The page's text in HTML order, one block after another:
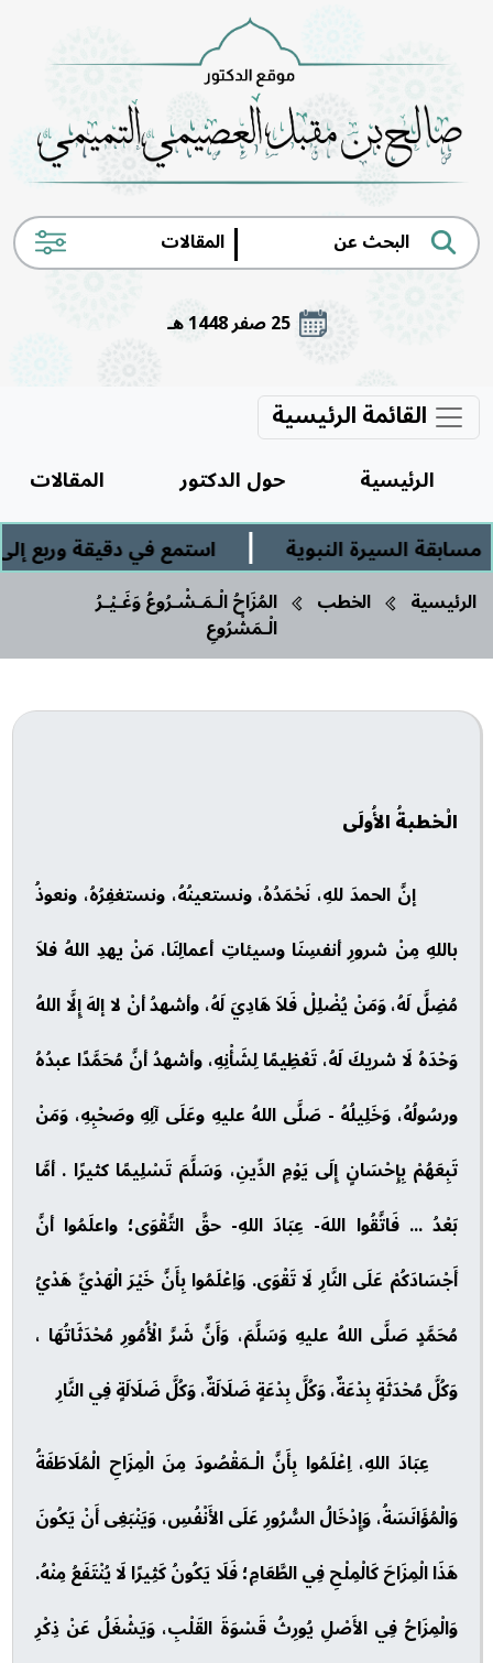
|
25 صفر 1448 هـ
القائمة الرئيسية
الرئيسية حول الدكتور
المقالات
السيرة النبوية
| استمع في دقيقة وربع
الرئيسية الخطب المُزَاحُ الْـمَـشْـرُوعُ وَغَـيْـرُ
الْـمَشْرُوعِ
الْخطبةُ الأُولَى
إنَّ الحمدَ للهِ، نَحْمَدُهُ، ونستعينُهُ، ونستغفِرُهُ، ونعوذُ
باللهِ مِنْ شرورِ أنفسِنَا وسيئاتِ أعمالِنَا، مَنْ يهدِ اللهُ فلاَ
مُضِلَّ لَهُ، وَمَنْ يُضْلِلْ فَلاَ هَادِيَ لَهُ، وأشهدُ أنْ لا إلهَ إِلَّا اللهُ
وَحْدَهُ لَا شريكَ لَهُ، تَعْظِيمًا لِشَأْنِهِ، وأشهدُ أنَّ مُحَمَّدًا عبدُهُ
ورسُولُهُ، وَخَلِيلُهُ - صَلَّى اللهُ عليهِ وعَلَى آلِهِ وصَحْبِهِ، وَمَنْ
تَبِعَهُمْ بِإِحْسَانٍ إِلَى يَوْمِ الدِّينِ، وَسَلَّمَ تَسْلِيمًا كثيرًا . أمَّا
بَعْدُ ... فَاتَّقُوا اللهَ- عِبَادَ اللهِ- حقَّ التَّقْوَى؛ واعلَمُوا أنَّ
أَجْسَادَكُمْ عَلَى النَّارِ لَا تَقْوَى. وَاِعْلَمُوا بِأَنَّ خَيْرَ الْهَدْيِّ هَدْيُ
مُحَمَّدٍ صَلَّى اللهُ عليهِ وَسَلَّمَ، وَأَنَّ شَرَّ الْأُمُورِ مُحْدَثَاتُهَا ،
وَكُلَّ مُحْدَثَةٍ بِدْعَةٌ، وَكُلَّ بِدْعَةٍ ضَلَالَةٌ، وَكُلَّ ضَلَالَةٍ فِي النَّارِ
عِبَادَ اللهِ، اِعْلَمُوا بِأَنَّ الْـمَقْصُودَ مِنَ الْمِزَاحِ الْمُلَاطَفَةُ
وَالْمُؤَانَسَةُ، وَإِدْخَالُ السُّرُورِ عَلَى الأَنْفُسِ، وَيَنْبَغِى أَنْ يَكُونَ
هَذَا الْمِزَاحَ كَالْمِلْحِ فِي الطَّعَامِ؛ فَلَا يَكُونُ كَثِيرًا لَا يُنْتَفَعُ مِنْهُ.
وَالْمِزَاحُ فِي الأَصْلِ يُورِثُ قَسْوَةَ القَلْبِ، وَيَشْغَلُ عَنْ ذِكْرِ